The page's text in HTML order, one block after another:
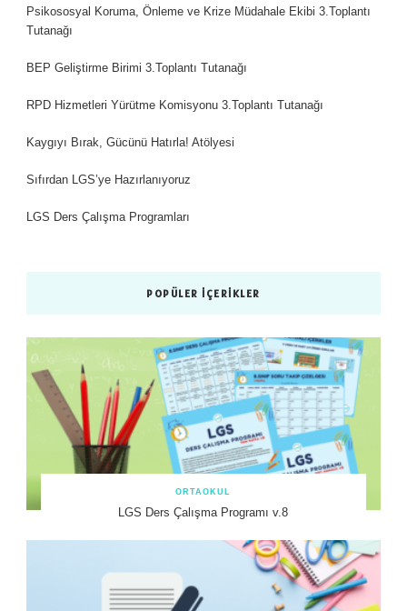
Psikososyal Koruma, Önleme ve Krize Müdahale Ekibi 3.Toplantı
Tutanağı
BEP Geliştirme Birimi 3.Toplantı Tutanağı
RPD Hizmetleri Yürütme Komisyonu 3.Toplantı Tutanağı
Kaygıyı Bırak, Gücünü Hatırla! Atölyesi
Sıfırdan LGS’ye Hazırlanıyoruz
LGS Ders Çalışma Programları
POPÜLER İÇERIKLER
ORTAOKUL
LGS Ders Çalışma Programı v.8